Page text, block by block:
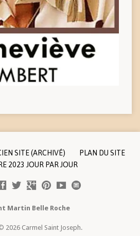
SITE (ARCHIVÉ)
PLAN DU SITE
2023 JOUR PAR JOUR
Martin Belle Roche
2026 Carmel Saint Joseph.